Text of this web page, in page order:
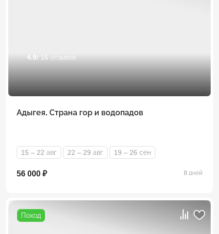
4.9/ 16 отзывов
Адыгея. Страна гор и водопадов
15 – 22 авг 22 – 29 авг 19 – 26 сен
56 000 ₽ 8 дней
Поход